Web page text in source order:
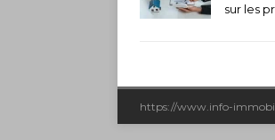
sur les
https://www.info-